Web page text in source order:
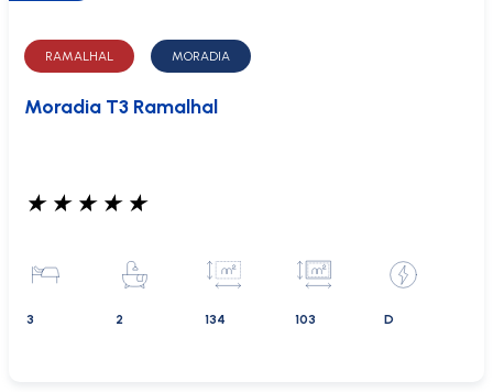
RAMALHAL MORADIA
Moradia T3 Ramalhal
★ ★ ★ ★ ★
3 2 134 103 D